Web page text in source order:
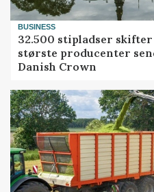
BUSINESS
32.500 stipladser
største producenter
Danish Crown